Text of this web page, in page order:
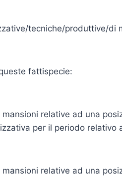
tecniche/produttive/di
fattispecie:
mansioni relative ad una
per il periodo relativo
mansioni relative ad una